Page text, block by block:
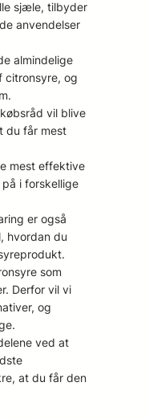
sjæle, tilbyder
anvendelser
almindelige
citronsyre, og
vil blive
du får mest
mest effektive
i forskellige
er også
hvordan du
som
Derfor vil vi
og
ved at
at du får den